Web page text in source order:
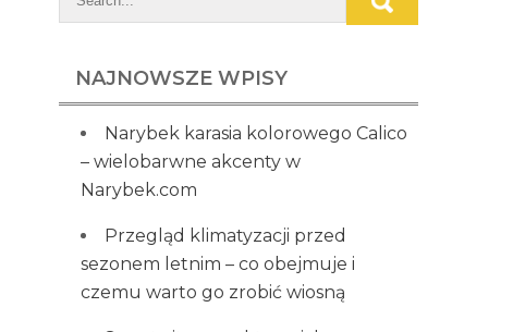
NAJNOWSZE WPISY
Narybek karasia kolorowego Calico
– wielobarwne akcenty w
Narybek.com
Przegląd klimatyzacji przed
sezonem letnim – co obejmuje i
czemu warto go zrobić wiosną